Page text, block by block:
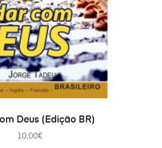
COMPRAR
Deus (Edição BR)
10.00€